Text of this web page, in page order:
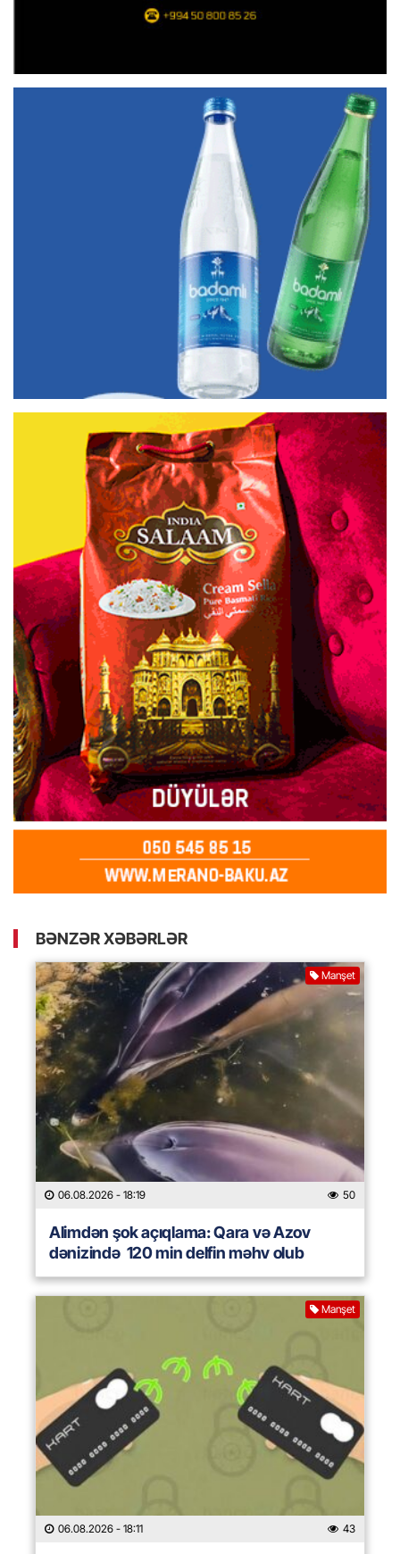
BƏNZƏR XƏBƏRLƏR
Manşet
06.08.2026 - 18:19 50
Alimdən şok açıqlama: Qara və Azov
dənizində 120 min delfin məhv olub
Manşet
06.08.2026 - 18:11 43